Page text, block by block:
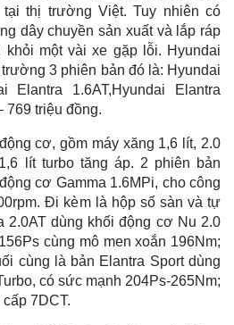
thị trường Việt. Tuy nhiên có
dây chuyền sản xuất và lắp ráp
khỏi một vài xe gặp lỗi. Hyundai
3 phiên bản đó là: Hyundai
Elantra 1.6AT,Hyundai Elantra
769 triệu đồng.
cơ, gồm máy xăng 1,6 lít, 2.0
lít turbo tăng áp. 2 phiên bản
cơ Gamma 1.6MPi, cho công
Đi kèm là hộp số sàn và tự
2.0AT dùng khối động cơ Nu 2.0
cùng mô men xoắn 196Nm;
cùng là bản Elantra Sport dùng
có sức mạnh 204Ps-265Nm;
7DCT.